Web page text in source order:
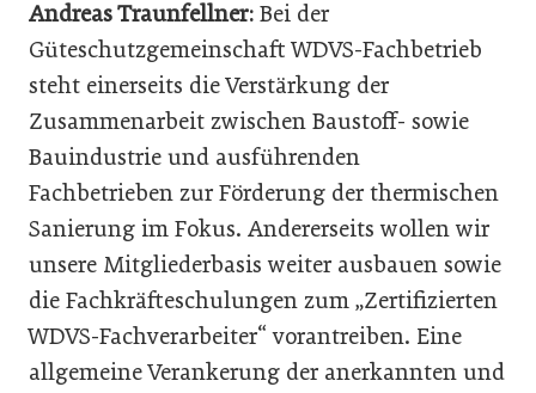
Andreas Traunfellner: Bei der
Güteschutzgemeinschaft WDVS-Fachbetrieb
steht einerseits die Verstärkung der
Zusammenarbeit zwischen Baustoff- sowie
Bauindustrie und ausführenden
Fachbetrieben zur Förderung der thermischen
Sanierung im Fokus. Andererseits wollen wir
unsere Mitgliederbasis weiter ausbauen sowie
die Fachkräfteschulungen zum „Zertifizierten
WDVS-Fachverarbeiter“ vorantreiben. Eine
allgemeine Verankerung der anerkannten und